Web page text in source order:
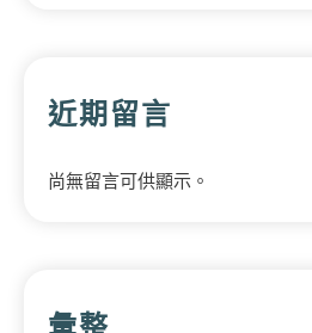
近期留言
尚無留言可供顯示。